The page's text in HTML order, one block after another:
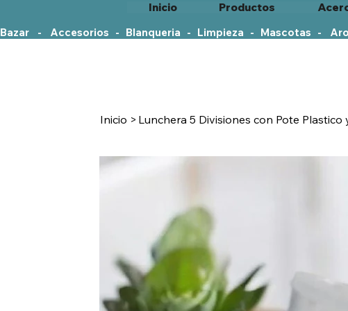
Inicio Productos
Bazar    -    Accesorios   -   Blanqueria   -   Limpieza   -   Mascotas   -
Inicio > Lunchera 5 Divisiones con Pote Plastico